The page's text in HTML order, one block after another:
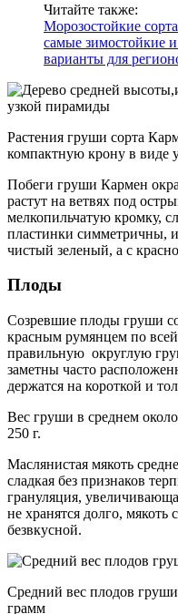
Читайте также:
Морозостойкие
самые зимостойкие
варианты для
Растения груши сорта
компактную крону в виде
Побеги груши Кармен
растут на ветвях под
мелкопильчатую кромку,
пластинки симметричны,
чистый зеленый, а с
Плоды
Созревшие плоды груши
красным румянцем по
правильную округлую
заметны часто
держатся на короткой и
Вес груши в среднем
250 г.
Маслянистая мякоть
сладкая без признаков
грануляция,
не хранятся долго, мякоть
безвкусной.
Средний вес плодов
грамм